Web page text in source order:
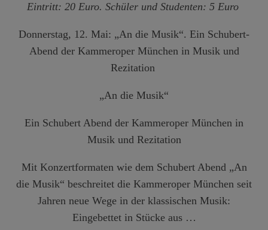
Eintritt: 20 Euro. Schüler und Studenten: 5 Euro
Donnerstag, 12. Mai: „An die Musik“. Ein Schubert-
Abend der Kammeroper München in Musik und
Rezitation
„An die Musik“
Ein Schubert Abend der Kammeroper München in
Musik und Rezitation
Mit Konzertformaten wie dem Schubert Abend „An
die Musik“ beschreitet die Kammeroper München seit
Jahren neue Wege in der klassischen Musik:
Eingebettet in Stücke aus …